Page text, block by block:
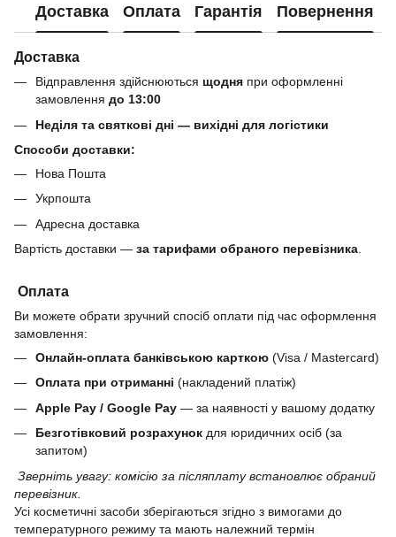
Доставка Оплата Гарантія Повернення
Доставка
Відправлення здійснюються щодня при оформленні
замовлення до 13:00
Неділя та святкові дні — вихідні для логістики
Способи доставки:
Нова Пошта
Укрпошта
Адресна доставка
Вартість доставки — за тарифами обраного перевізника
Оплата
Ви можете обрати зручний спосіб оплати під час оформлення
замовлення:
Онлайн-оплата банківською карткою (Visa / Mastercard)
Оплата при отриманні (накладений платіж)
Apple Pay / Google Pay — за наявності у вашому додатку
Безготівковий розрахунок для юридичних осіб (за
запитом)
Зверніть увагу: комісію за післяплату встановлює обраний
перевізник.
Усі косметичні засоби зберігаються згідно з вимогами до
температурного режиму та мають належний термін